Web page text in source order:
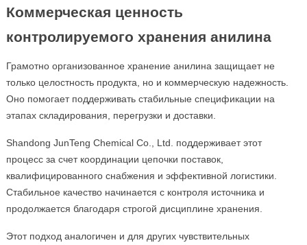
Коммерческая ценность
контролируемого хранения анилина
Грамотно организованное хранение анилина защищает не
только целостность продукта, но и коммерческую надежность.
Оно помогает поддерживать стабильные спецификации на
этапах складирования, перегрузки и доставки.
Shandong JunTeng Chemical Co., Ltd. поддерживает этот
процесс за счет координации цепочки поставок,
квалифицированного снабжения и эффективной логистики.
Стабильное качество начинается с контроля источника и
продолжается благодаря строгой дисциплине хранения.
Этот подход аналогичен и для других чувствительных